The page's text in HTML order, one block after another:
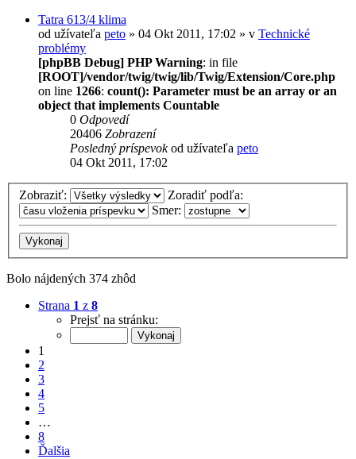
Tatra 613/4 klima
od užívateľa peto » 04 Okt 2011, 17:02 » v Technické
problémy
[phpBB Debug] PHP Warning: in file
[ROOT]/vendor/twig/twig/lib/Twig/Extension/Core.php
on line 1266: count(): Parameter must be an array or an
object that implements Countable
0 Odpovedí
20406 Zobrazení
Posledný príspevokod užívateľa peto
04 Okt 2011, 17:02
Zobraziť:
Zoradiť podľa:
Smer:
Bolo nájdených 374 zhôd
Strana 1 z 8
Prejsť na stránku:
1
2
3
4
5
…
8
Ďalšia